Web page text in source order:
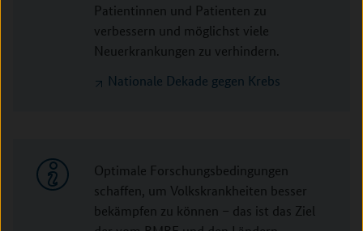
Patientinnen und Patienten zu
verbessern und möglichst viele
Neuerkrankungen zu verhindern.
Nationale Dekade gegen Krebs
Optimale Forschungsbedingungen
schaffen, um Volkskrankheiten besser
bekämpfen zu können – das ist das Ziel